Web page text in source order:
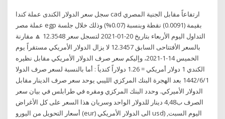
سجل سعر الدولار الكندى عملة كندا cad ارتفاعاً مقابل الجنية المصري
عملة مصر egp بقيمة (0.0091) نقطة وبنسبة (0.07%) وذلك خلال جلسة
التداول اليوم الأربعاء بتاريخ 20-01-2021 لتسجل سعر 12.3548 🔼 مقارنة
بالسعر الأفتتاحى السابق 12.3457 لا يزال الدولار الأمريكي مستقراً يوم
الخميس 14-1-2021، وإليكم سعر صرف الدولار الأمريكي مقابل نظيره
الكندي 1 دولار أمريكي = 1.26 دولاراً كندياً : أما بالنسبة لسعر صرف الدولا
1‏‏/6‏‏/1442 بعد الهجرة البنك المركزي الليبي يوحد سعر صرف الدينار مقابل
الدولار الأميركي. وحدد البنك المركزي ومقره في طرابلس في بيان سعر
الصرف ب4,48 دينار للدولار الواحد وسريان هذا السعر على كل الأغراض
أسعار التحويل من اليورو (eur) الى الدولار الأمريكي usd) اليوم السبت,